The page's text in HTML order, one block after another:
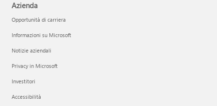
Azienda
Opportunità di carriera
Informazioni su Microsoft
Notizie aziendali
Privacy in Microsoft
Investitori
Accessibilità